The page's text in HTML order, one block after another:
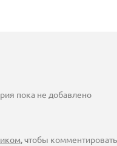
пока не добавлено
, чтобы комментировать